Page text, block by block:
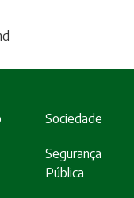
Sociedade
Segurança
Pública